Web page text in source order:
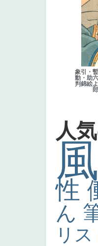
象引・
動・助
判錦絵
人
性
ん
リス